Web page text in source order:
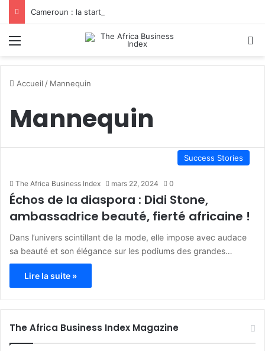
Accueil / Mannequin
Mannequin
Success Stories
The Africa Business Index mars 22, 2024 0
Échos de la diaspora : Didi Stone,
ambassadrice beauté, fierté africaine !
Dans l’univers scintillant de la mode, elle impose avec audace
sa beauté et son élégance sur les podiums des grandes…
Lire la suite »
The Africa Business Index Magazine